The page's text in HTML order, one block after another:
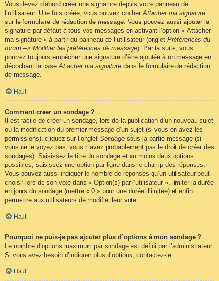
Vous devez d’abord créer une signature depuis votre panneau de
l’utilisateur. Une fois créée, vous pouvez cocherAttacher ma signature
sur le formulaire de rédaction de message. Vous pouvez aussi ajouter la
signature par défaut à tous vos messages en activant l’option « Attacher
ma signature » à partir du panneau de l’utilisateur (onglet Préférences du
forum --> Modifier les préférences de message). Par la suite, vous
pourrez toujours empêcher une signature d’être ajoutée à un message en
décochant la caseAttacher ma signature dans le formulaire de rédaction
de message.
Haut
Comment créer un sondage ?
Il est facile de créer un sondage, lors de la publication d’un nouveau sujet
ou la modification du premier message d’un sujet (si vous en avez les
permissions), cliquez sur l’onglet Sondage sous la partie message (si
vous ne le voyez pas, vous n’avez probablement pas le droit de créer des
sondages). Saisissez le titre du sondage et au moins deux options
possibles, saisissez une option par ligne dans le champ des réponses.
Vous pouvez aussi indiquer le nombre de réponses qu’un utilisateur peut
choisir lors de son vote dans « Option(s) par l’utilisateur », limiter la durée
en jours du sondage (mettre « 0 » pour une durée illimitée) et enfin
permettre aux utilisateurs de modifier leur vote.
Haut
Pourquoi ne puis-je pas ajouter plus d’options à mon sondage ?
Le nombre d’options maximum par sondage est défini par l’administrateur.
Si vous avez besoin d’indiquer plus d’options, contactez-le.
Haut